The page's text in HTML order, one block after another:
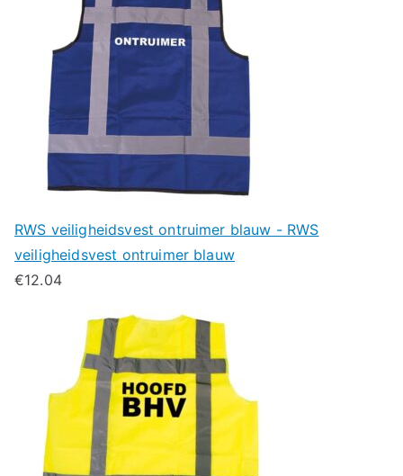
RWS veiligheidsvest ontruimer blauw - RWS
veiligheidsvest ontruimer blauw
€12.04